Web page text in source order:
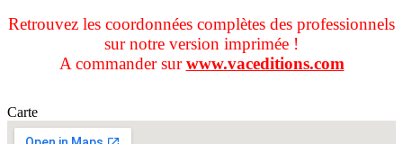
Retrouvez les coordonnées complètes des professionnels
sur notre version imprimée !
A commander surwww.vaceditions.com
Carte